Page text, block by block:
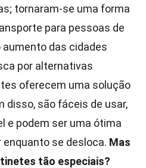
tornaram-se uma forma
para pessoas de
aumento das cidades
por alternativas
oferecem uma solução
disso, são fáceis de usar,
e podem ser uma ótima
se desloca. Mas
tão especiais?